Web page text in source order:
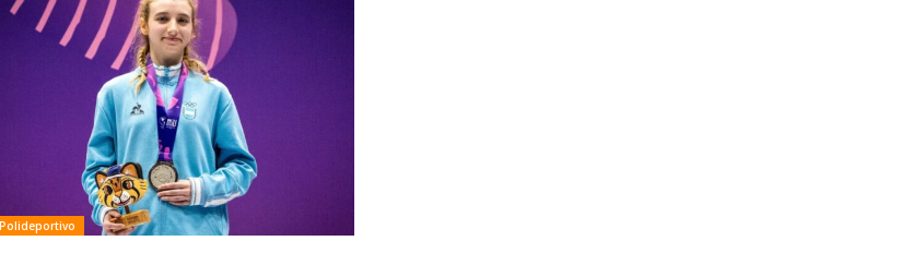
Polideportivo